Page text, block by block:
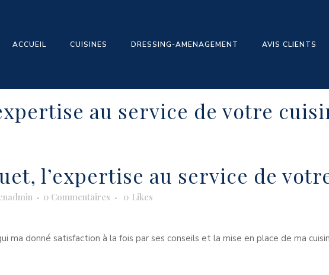
ACCUEIL CUISINES DRESSING-AMENAGEMENT AVIS CLIENTS
au service de votre
l’expertise au service de
0 Commentaires 0 Likes
ma donné satisfaction à la fois par ses conseils et la mise en place de ma